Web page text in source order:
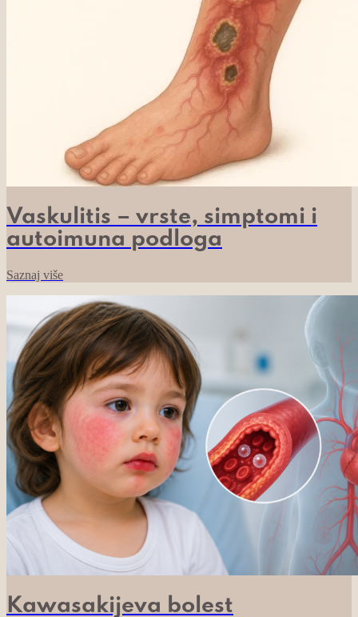
Vaskulitis – vrste, simptomi i
autoimuna podloga
Saznaj više
Kawasakijeva bolest